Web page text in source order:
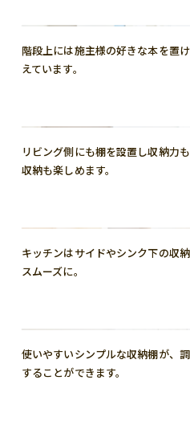
階段上には施主様の好きな本を置
えています。
リビング側にも棚を設置し収納力
収納も楽しめます。
キッチンはサイドやシンク下の収
スムーズに。
使いやすいシンプルな収納棚が、
することができます。